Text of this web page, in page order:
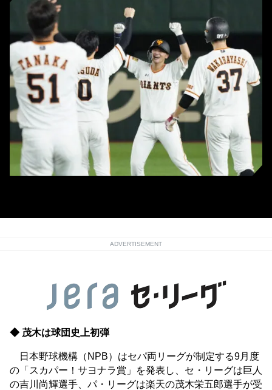
ADVERTISEMENT
◆ 茂木は球団史上初弾
日本野球機構（NPB）はセパ両リーグが制定する9月度
の「スカパー！サヨナラ賞」を発表し、セ・リーグは巨人
の吉川尚輝選手、パ・リーグは楽天の茂木栄五郎選手が受